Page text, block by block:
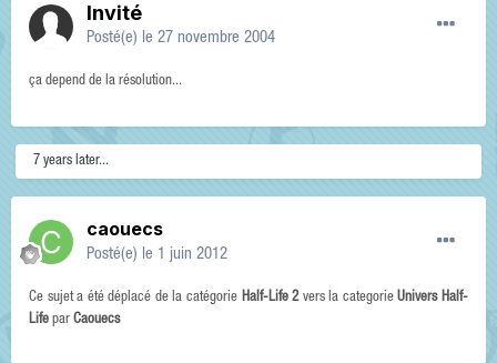
Invité
Posté(e) le 27 novembre 2004
ça depend de la résolution...
7 years later...
caouecs
Posté(e) le 1 juin 2012
Ce sujet a été déplacé de la catégorie Half-Life 2vers la categorieUnivers Half-
Life par Caouecs